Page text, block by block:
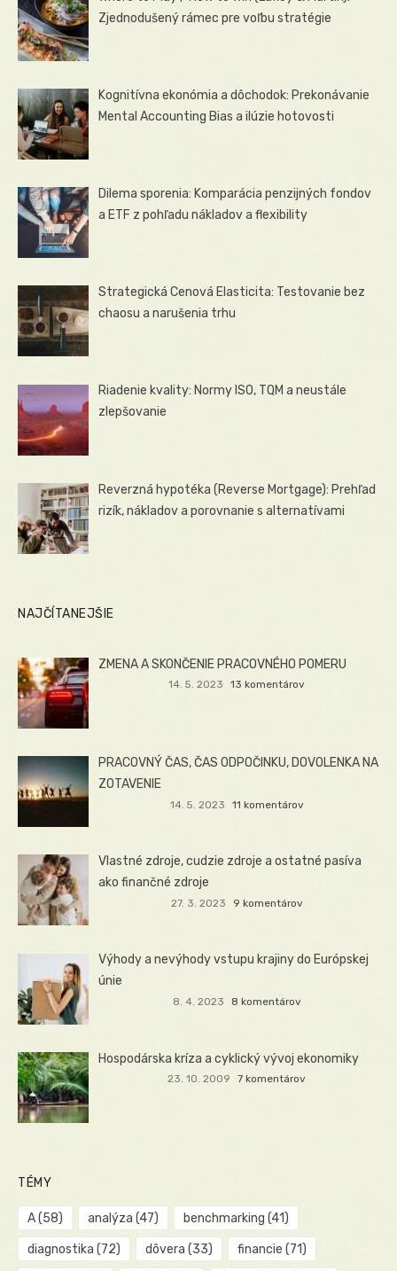
Zjednodušený rámec pre voľbu stratégie
Kognitívna ekonómia a dôchodok: Prekonávanie
Mental Accounting Bias a ilúzie hotovosti
Dilema sporenia: Komparácia penzijných fondov
a ETF z pohľadu nákladov a flexibility
Strategická Cenová Elasticita: Testovanie bez
chaosu a narušenia trhu
Riadenie kvality: Normy ISO, TQM a neustále
zlepšovanie
Reverzná hypotéka (Reverse Mortgage): Prehľad
rizík, nákladov a porovnanie s alternatívami
NAJČÍTANEJŠIE
ZMENA A SKONČENIE PRACOVNÉHO POMERU
14. 5. 2023 13 komentárov
PRACOVNÝ ČAS, ČAS ODPOČINKU, DOVOLENKA NA
ZOTAVENIE
14. 5. 2023 11 komentárov
Vlastné zdroje, cudzie zdroje a ostatné pasíva
ako finančné zdroje
27. 3. 2023 9 komentárov
Výhody a nevýhody vstupu krajiny do Európskej
únie
8. 4. 2023 8 komentárov
Hospodárska kríza a cyklický vývoj ekonomiky
23. 10. 2009 7 komentárov
TÉMY
A(58) analýza (47) benchmarking (41)
diagnostika (72) dôvera (33) financie (71)